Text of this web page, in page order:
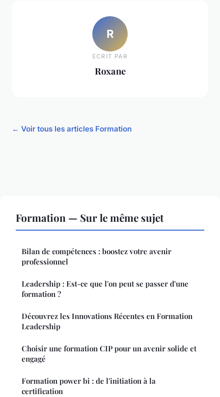
R
ECRIT PAR
Roxane
← Voir tous les articles Formation
Formation — Sur le même sujet
Bilan de compétences : boostez votre avenir
professionnel
Leadership : Est-ce que l'on peut se passer d'une
formation ?
Découvrez les Innovations Récentes en Formation
Leadership
Choisir une formation CIP pour un avenir solide et
engagé
Formation power bi : de l'initiation à la
certification